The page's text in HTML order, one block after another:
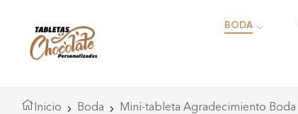
BODA
Inicio Boda Mini-tableta Agradecimiento Boda
in
html/wp-